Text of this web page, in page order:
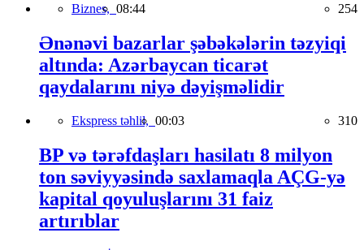
Biznes, 08:44 254
Ənənəvi bazarlar şəbəkələrin təzyiqi
altında: Azərbaycan ticarət
qaydalarını niyə dəyişməlidir
Ekspress təhlil, 00:03 310
BP və tərəfdaşları hasilatı 8 milyon
ton səviyyəsində saxlamaqla AÇG-yə
kapital qoyuluşlarını 31 faiz
artırıblar